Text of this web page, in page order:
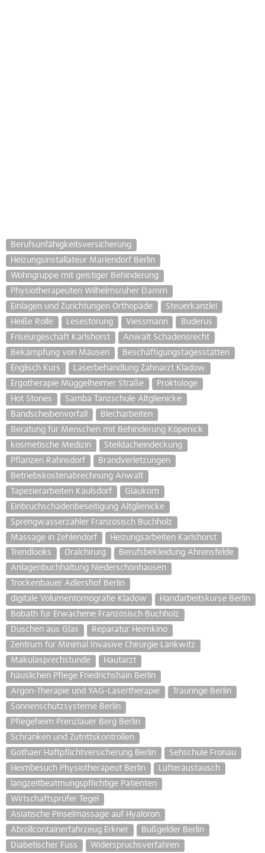
Berufsunfähigkeitsversicherung
Heizungsinstallateur Mariendorf Berlin
Wohngruppe mit geistiger Behinderung
Physiotherapeuten Wilhelmsruher Damm
Einlagen und Zurichtungen Orthopäde
Steuerkanzlei
Heiße Rolle
Lesestörung Viessmann
Buderus
Friseurgeschäft Karlshorst
Anwalt Schadensrecht
Bekämpfung von Mäusen
Beschäftigungstagesstätten
Englisch Kurs
Laserbehandlung Zahnarzt Kladow
Ergotherapie Müggelheimer Straße
Proktologe
Hot Stones
Samba Tanzschule Altglienicke
Bandscheibenvorfall
Blecharbeiten
Beratung für Menschen mit Behinderung Köpenick
kosmetische Medizin
Steildacheindeckung
Pflanzen Rahnsdorf
Brandverletzungen
Betriebskostenabrechnung Anwalt
Tapezierarbeiten Kaulsdorf
Glaukom
Einbruchschädenbeseitigung Altglienicke
Sprengwasserzähler Französisch Buchholz
Massage in Zehlendorf
Heizungsarbeiten Karlshorst
Trendlooks
Oralchirurg
Berufsbekleidung Ahrensfelde
Anlagenbuchhaltung Niederschönhausen
Trockenbauer Adlershof Berlin
digitale Volumentomografie Kladow
Handarbeitskurse Berlin
Bobath für Erwachene Französisch Buchholz
Duschen aus Glas
Reparatur Heimkino
Zentrum für Minimal Invasive Chirurgie Lankwitz
Makulasprechstunde
Hautarzt
häuslichen Pflege Friedrichshain Berlin
Argon-Therapie und YAG-Lasertherapie
Trauringe Berlin
Sonnenschutzsysteme Berlin
Pflegeheim Prenzlauer Berg Berlin
Schranken und Zutrittskontrollen
Gothaer Haftpflichtversicherung Berlin
Sehschule Fronau
Heimbesuch Physiotherapeut Berlin
Lüfteraustausch
langzeitbeatmungspflichtige Patienten
Wirtschaftsprüfer Tegel
Asiatische Pinselmassage auf Hyaloron
Abrollcontainerfahrzeug Erkner
Bußgelder Berlin
Diabetischer Fuss
Widerspruchsverfahren